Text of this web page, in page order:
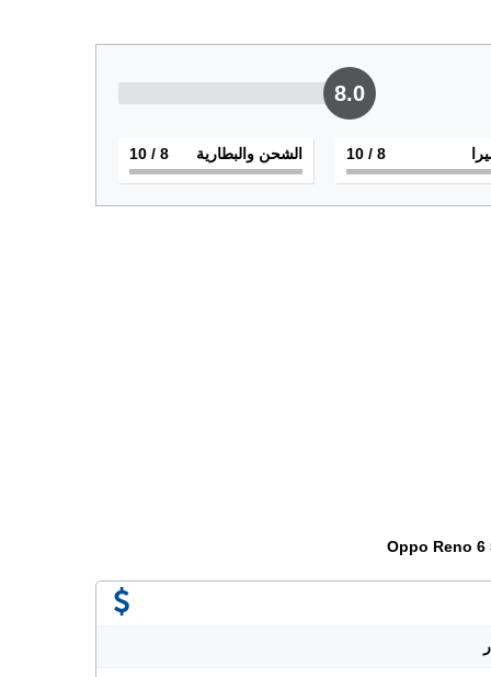
8.0
8
/ 10 الشحن والبطارية 8
/ 10